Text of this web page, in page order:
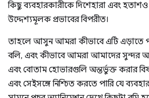
কিছু ব্যবহারকারীকে দিশেহারা এবং
উদ্দেশ্যমূলক প্রভাবের বিপরীত।
তাহলে আসুন আমরা কীভাবে এটি এড়াতে
বলি, এবং কীভাবে আমরা আমাদের সুন্দর
এবং বোতাম হোভারগুলি অন্তর্ভুক্ত করার
এবং সেইসঙ্গে নিশ্চিত করতে পারি যে